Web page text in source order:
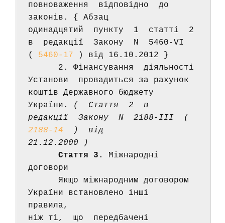
повноваження  відповідно  до
законів. { Абзац
одинадцятий  пункту  1  статті  2
в  редакції  Закону  N  5460-VI
( 5460-17 ) від 16.10.2012 }
Установи  провадиться за рахунок
коштів Державного бюджету
України.
(  Стаття  2  в
2188-14
  )  від
21.12.2000 )
Стаття 3.
Міжнародні
договори
України встановлено інші
правила,
ніж ті,  що  передбачені